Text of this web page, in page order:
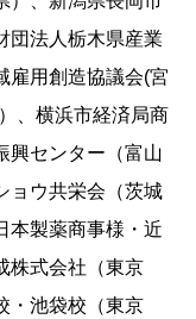
団法人栃木県産業
雇用創造協議会(宮
、横浜市経済局商
興センター（富山
ョウ共栄会（茨城
本製薬商事様・近
株式会社（東京
・池袋校（東京